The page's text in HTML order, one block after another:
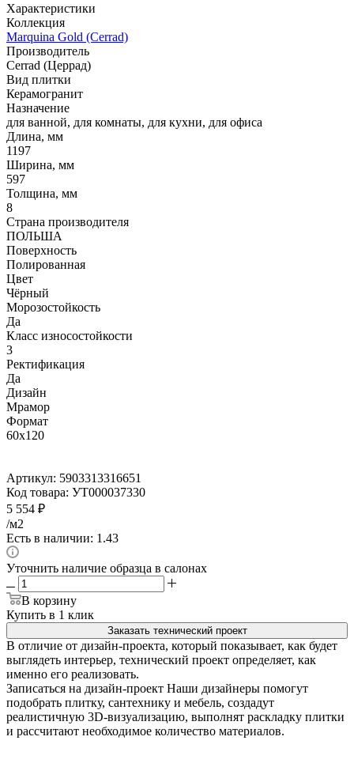
Характеристики
Коллекция
Marquina Gold (Cerrad)
Производитель
Cerrad (Церрад)
Вид плитки
Керамогранит
Назначение
для ванной, для комнаты, для кухни, для офиса
Длина, мм
1197
Ширина, мм
597
Толщина, мм
8
Страна производителя
ПОЛЬША
Поверхность
Полированная
Цвет
Чёрный
Морозостойкость
Да
Класс износостойкости
3
Ректификация
Да
Дизайн
Мрамор
Формат
60x120
Артикул: 5903313316651
Код товара: УТ000037330
5 554 ₽
/м2
Есть в наличии: 1.43
Уточнить наличие образца в салонах
В корзину
Купить в 1 клик
Заказать технический проект
В отличие от дизайн-проекта, который показывает, как будет
выглядеть интерьер, технический проект определяет, как
именно его реализовать.
Записаться на дизайн-проект Наши дизайнеры помогут
подобрать плитку, сантехнику и мебель, создадут
реалистичную 3D-визуализацию, выполнят раскладку плитки
и рассчитают необходимое количество материалов.